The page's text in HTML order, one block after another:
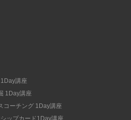
講座
1Day講座
コーチング 1Day講座
ップカード1Day講座